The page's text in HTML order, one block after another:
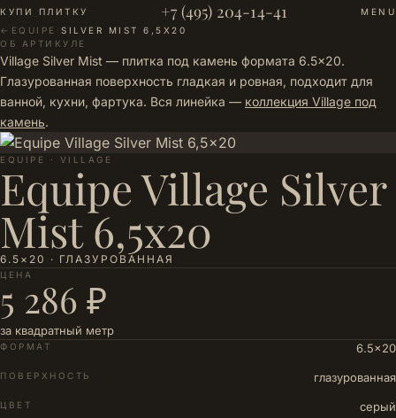
КУПИ ПЛИТКУ +7 (495) 204-14-41
MENU
← EQUIPE · SILVER MIST 6,5X20
ОБ АРТИКУЛЕ
Village Silver Mist — плитка под камень формата 6.5×20.
Глазурованная поверхность гладкая и ровная, подходит для
ванной, кухни, фартука. Вся линейка — коллекция Village под
камень.
EQUIPE · VILLAGE
Equipe Village Silver
Mist 6,5x20
6.5×20 · ГЛАЗУРОВАННАЯ
ЦЕНА
5 286 ₽
за квадратный метр
ФОРМАТ 6.5×20
ПОВЕРХНОСТЬ глазурованная
ЦВЕТ серый